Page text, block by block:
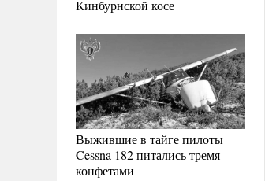
Кинбурнской косе
Выжившие в тайге пилоты
Cessna 182 питались тремя
конфетами